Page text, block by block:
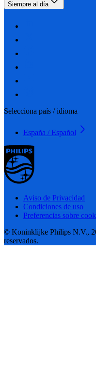
Siempre al día
Selecciona país / idioma
España / Español
Aviso de Privacidad
Condiciones de uso
Preferencias sobre
© Koninklijke Philips N.V.,
reservados.